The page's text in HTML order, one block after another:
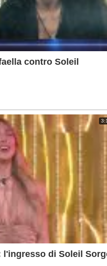
contro Soleil
l'ingresso di Soleil